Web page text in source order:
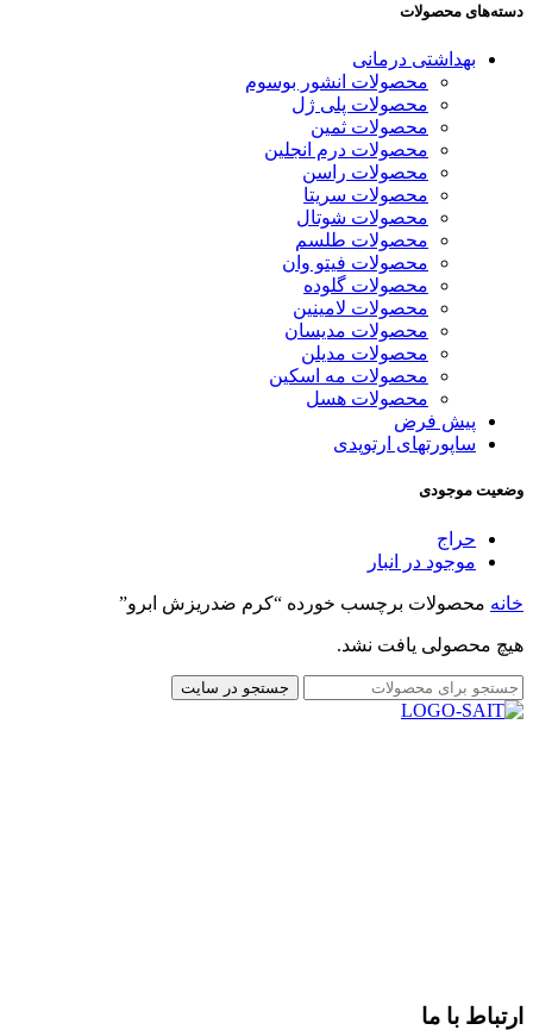
دسته‌های محصولات
بهداشتی درمانی
محصولات انشور بوسوم
محصولات پلی ژل
محصولات ثمین
محصولات درم انجلین
محصولات راسن
محصولات سریتا
محصولات شوتال
محصولات طلسم
محصولات فیتو وان
محصولات گلوده
محصولات لامینین
محصولات مدیسان
محصولات مدیلن
محصولات مه اسکین
محصولات هسل
پیش فرض
ساپورتهای ارتوپدی
وضعیت موجودی
حراج
موجود در انبار
خانه محصولات برچسب خورده “کرم ضدریزش ابرو”
هیچ محصولی یافت نشد.
جستجو در سایت
ارتباط با ما